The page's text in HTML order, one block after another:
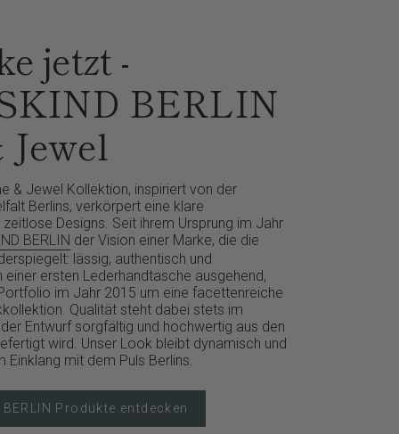
jetzt -
BERLIN
& Jewel Kollektion, inspiriert von der
Berlins, verkörpert eine klare
Designs. Seit ihrem Ursprung im Jahr
BERLIN der Vision einer Marke, die die
lässig, authentisch und
einer ersten Lederhandtasche ausgehend,
im Jahr 2015 um eine facettenreiche
Qualität steht dabei stets im
Entwurf sorgfältig und hochwertig aus den
wird. Unser Look bleibt dynamisch und
mit dem Puls Berlins.
BERLIN Produkte entdecken